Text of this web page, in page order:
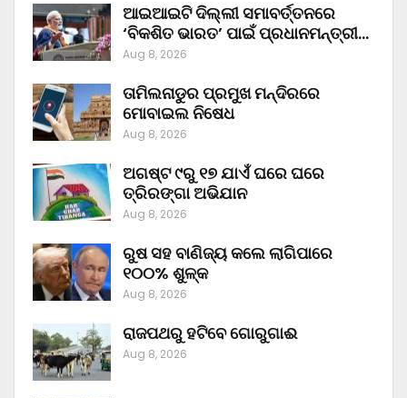
ଆଇଆଇଟି ଦିଲ୍ଲୀ ସମାବର୍ତ୍ତନରେ
‘ବିକଶିତ ଭାରତ’ ପାଇଁ ପ୍ରଧାନମନ୍ତ୍ରୀ…
Aug 8, 2026
ତାମିଲନାଡୁର ପ୍ରମୁଖ ମନ୍ଦିରରେ
ମୋବାଇଲ ନିଷେଧ
Aug 8, 2026
ଅଗଷ୍ଟ ୯ରୁ ୧୭ ଯାଏଁ ଘରେ ଘରେ
ତ୍ରିରଙ୍ଗା ଅଭିଯାନ
Aug 8, 2026
ରୁଷ ସହ ବାଣିଜ୍ୟ କଲେ ଲାଗିପାରେ
୧୦୦% ଶୁଳ୍କ
Aug 8, 2026
ରାଜପଥରୁ ହଟିବେ ଗୋରୁଗାଈ
Aug 8, 2026